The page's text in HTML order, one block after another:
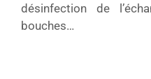
désinfection de
bouches…